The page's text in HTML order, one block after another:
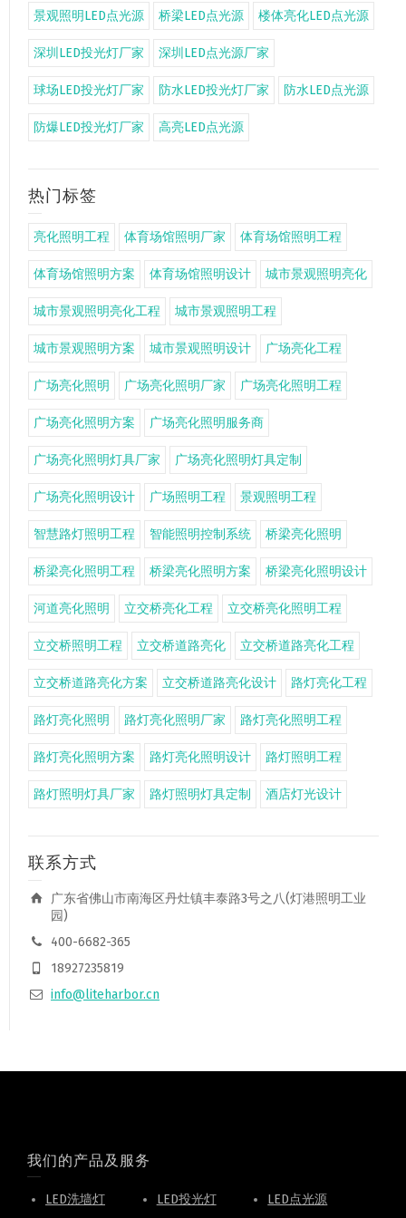
景观照明LED点光源 桥梁LED点光源 楼体亮化LED点光源
深圳LED投光灯厂家 深圳LED点光源厂家
球场LED投光灯厂家 防水LED投光灯厂家 防水LED点光源
防爆LED投光灯厂家 高亮LED点光源
热门标签
亮化照明工程 体育场馆照明厂家 体育场馆照明工程
体育场馆照明方案 体育场馆照明设计 城市景观照明亮化
城市景观照明亮化工程 城市景观照明工程
城市景观照明方案 城市景观照明设计 广场亮化工程
广场亮化照明 广场亮化照明厂家 广场亮化照明工程
广场亮化照明方案 广场亮化照明服务商
广场亮化照明灯具厂家 广场亮化照明灯具定制
广场亮化照明设计 广场照明工程 景观照明工程
智慧路灯照明工程 智能照明控制系统 桥梁亮化照明
桥梁亮化照明工程 桥梁亮化照明方案 桥梁亮化照明设计
河道亮化照明 立交桥亮化工程 立交桥亮化照明工程
立交桥照明工程 立交桥道路亮化 立交桥道路亮化工程
立交桥道路亮化方案 立交桥道路亮化设计 路灯亮化工程
路灯亮化照明 路灯亮化照明厂家 路灯亮化照明工程
路灯亮化照明方案 路灯亮化照明设计 路灯照明工程
路灯照明灯具厂家 路灯照明灯具定制 酒店灯光设计
联系方式
广东省佛山市南海区丹灶镇丰泰路3号之八(灯港照明工业
园)
400-6682-365
18927235819
info@liteharbor.cn
我们的产品及服务
LED洗墙灯 LED投光灯
LED点光源